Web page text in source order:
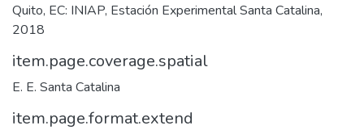
Quito, EC: INIAP, Estación Experimental Santa Catalina,
2018
item.page.coverage.spatial
E. E. Santa Catalina
item.page.format.extend